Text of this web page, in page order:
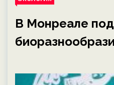
В Монреале